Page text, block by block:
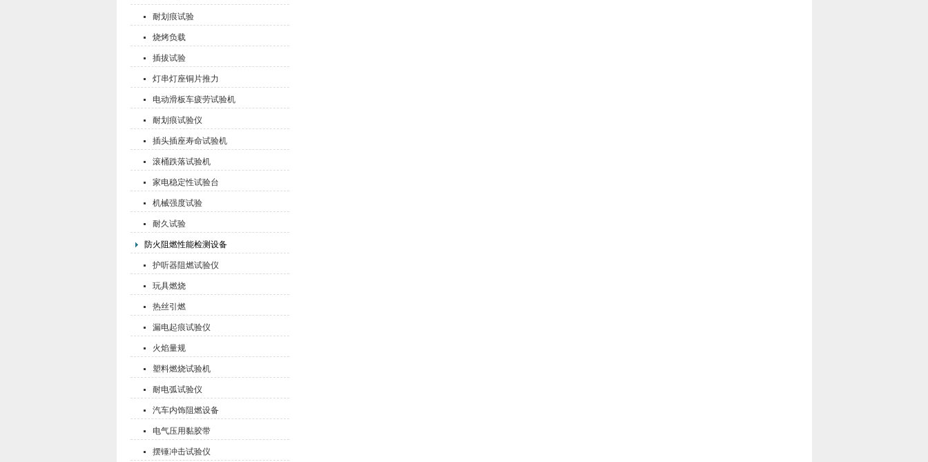
耐划痕试验
烧烤负载
插拔试验
灯串灯座铜片推力
电动滑板车疲劳试验机
耐划痕试验仪
插头插座寿命试验机
滚桶跌落试验机
家电稳定性试验台
机械强度试验
耐久试验
防火阻燃性能检测设备
护听器阻燃试验仪
玩具燃烧
热丝引燃
漏电起痕试验仪
火焰量规
塑料燃烧试验机
耐电弧试验仪
汽车内饰阻燃设备
电气压用黏胶带
摆锤冲击试验仪